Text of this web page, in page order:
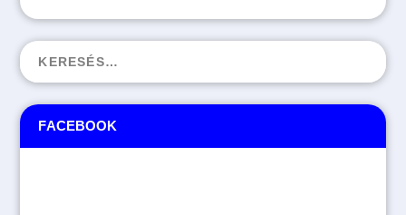
FACEBOOK